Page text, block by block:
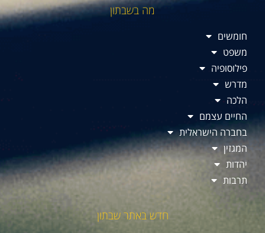
מה בשבתון
חומשים
משפט
פילוסופיה
מדרש
הלכה
החיים עצמם
בחברה הישראלית
המגזין
יהדות
תרבות
חדש באתר שבתון